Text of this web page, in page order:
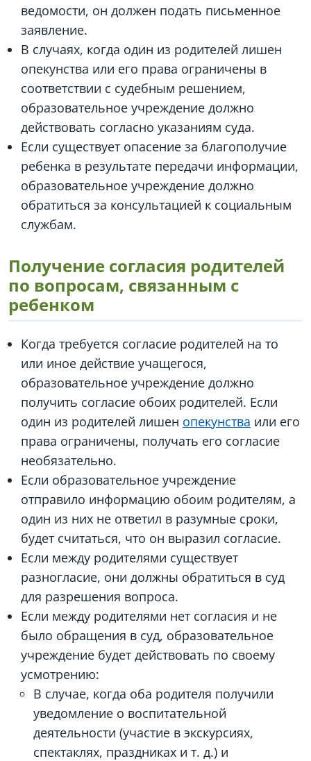
ведомости, он должен подать письменное
заявление.
В случаях, когда один из родителей лишен
опекунства или его права ограничены в
соответствии с судебным решением,
образовательное учреждение должно
действовать согласно указаниям суда.
Если существует опасение за благополучие
ребенка в результате передачи информации,
образовательное учреждение должно
обратиться за консультацией к социальным
службам.
Получение согласия родителей
по вопросам, связанным с
ребенком
Когда требуется согласие родителей на то
или иное действие учащегося,
образовательное учреждение должно
получить согласие обоих родителей. Если
один из родителей лишен опекунства или его
права ограничены, получать его согласие
необязательно.
Если образовательное учреждение
отправило информацию обоим родителям, а
один из них не ответил в разумные сроки,
будет считаться, что он выразил согласие.
Если между родителями существует
разногласие, они должны обратиться в суд
для разрешения вопроса.
Если между родителями нет согласия и не
было обращения в суд, образовательное
учреждение будет действовать по своему
усмотрению:
В случае, когда оба родителя получили
уведомление о воспитательной
деятельности (участие в экскурсиях,
спектаклях, праздниках и т. д.) и